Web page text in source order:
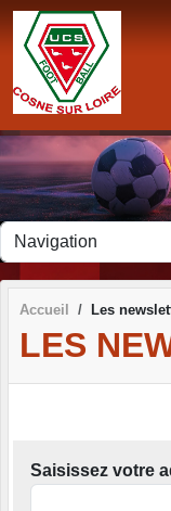
Accueil Les
LES
Saisissez votre
Panneau de gestion